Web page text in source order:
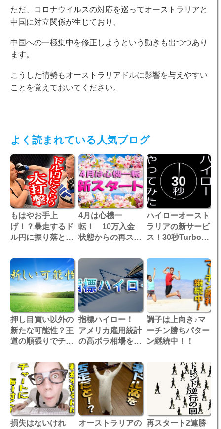
ただ、コロナウイルスの対応を巡ってオーストラリアと
中国に対立関係が生じており、
中国への一極集中を修正しようという動きも出つつあり
ます。
こうした情勢もオーストラリアドルに影響を与えやすい
ことを覚えておいてください。
よく読まれている人気ブログ
もはやお手上
げ！？暴走するド
ル円に振り落とさ
4月は心機一
転！ 10万入金
状態からの再スタ
ハイローオースト
ラリアの新サービ
ス！30秒Turboに
押し目買い以外の
新たな可能性？王
道の順張りでチャ
指標ハイロー！
アメリカ雇用統計
の高ボラ相場を狙
調子は上向き♪マ
ーチン勝ちパター
ン継続中！！
損失はないけれ オーストラリアの 再スタート2連勝